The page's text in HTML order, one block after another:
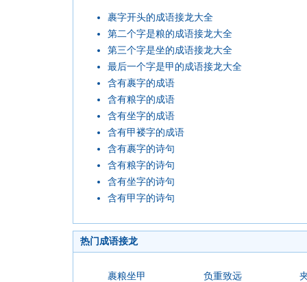
裹字开头的成语接龙大全
第二个字是粮的成语接龙大全
第三个字是坐的成语接龙大全
最后一个字是甲的成语接龙大全
含有裹字的成语
含有粮字的成语
含有坐字的成语
含有甲褛字的成语
含有裹字的诗句
含有粮字的诗句
含有坐字的诗句
含有甲字的诗句
热门成语接龙
裹粮坐甲 负重致远